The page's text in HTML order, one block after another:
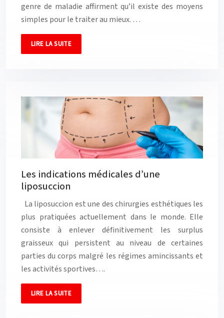
genre de maladie affirment qu’il existe des moyens
simples pour le traiter au mieux. …
LIRE LA SUITE
Les indications médicales d’une
liposuccion
La liposuccion est une des chirurgies esthétiques les
plus pratiquées actuellement dans le monde. Elle
consiste à enlever définitivement les surplus
graisseux qui persistent au niveau de certaines
parties du corps malgré les régimes amincissants et
les activités sportives….
LIRE LA SUITE